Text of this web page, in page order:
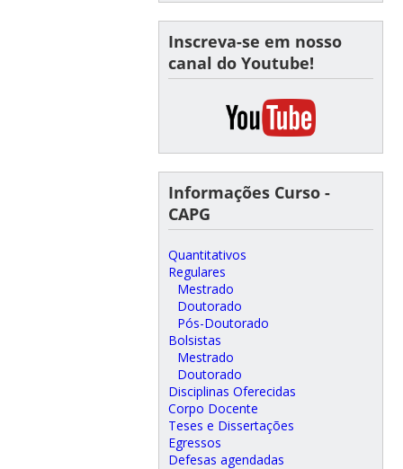
Inscreva-se em nosso
canal do Youtube!
Informações Curso -
CAPG
Quantitativos
Regulares
Mestrado
Doutorado
Pós-Doutorado
Bolsistas
Mestrado
Doutorado
Disciplinas Oferecidas
Corpo Docente
Teses e Dissertações
Egressos
Defesas agendadas